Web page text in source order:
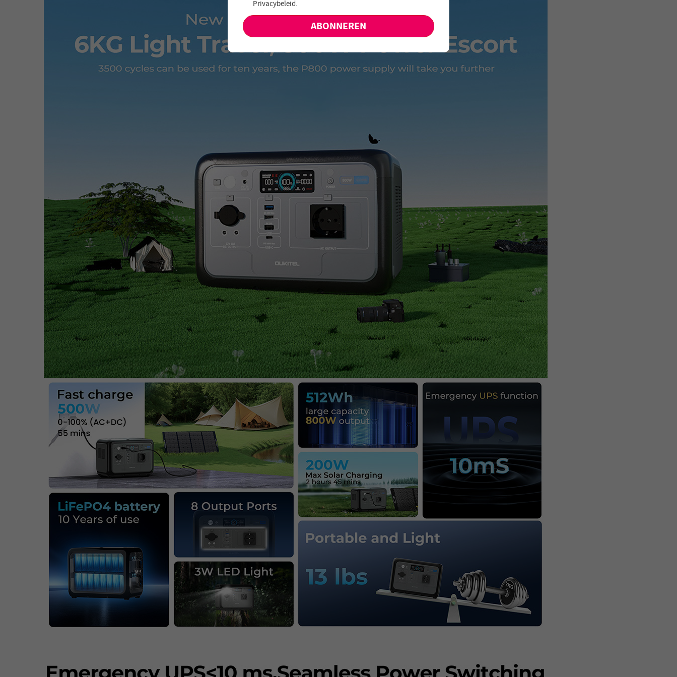
aanbiedingen en nieuwe producten!
Privacybeleid.